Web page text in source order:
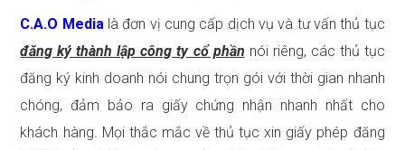
C.A.O Media là đơn vị cung cấp dịch vụ và tư vấn thủ tục
đăng ký thành lập công ty cổ phần nói riêng, các thủ tục
đăng ký kinh doanh nói chung trọn gói với thời gian nhanh
chóng, đảm bảo ra giấy chứng nhận nhanh nhất cho
khách hàng. Mọi thắc mắc về thủ tục xin giấy phép đăng